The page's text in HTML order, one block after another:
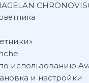
использованию
и настройки